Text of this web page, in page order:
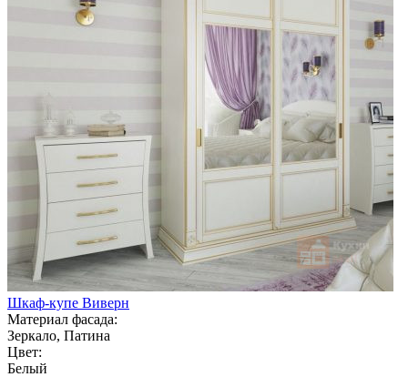
Шкаф-купе Виверн
Материал фасада:
Зеркало, Патина
Цвет:
Белый